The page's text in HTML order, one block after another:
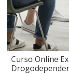
Curso Online